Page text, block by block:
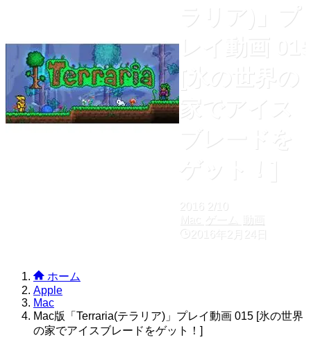
ラリア)」プ
レイ動画
[氷の世界の
家でアイス
ブレードを
ゲット！]
2016 2/10
Mac ゲーム
動画
2016年2月24日
ホーム
Apple
Mac
Mac版「Terraria(テラリア)」プレイ動画 015 [氷の世界
の家でアイスブレードをゲット！]